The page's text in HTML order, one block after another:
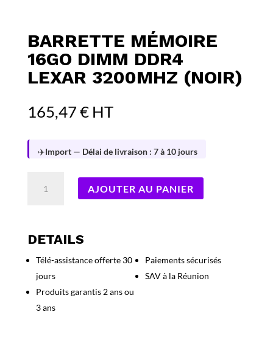
BARRETTE MÉMOIRE
16GO DIMM DDR4
LEXAR 3200MHZ (NOIR)
165,47€ HT
✈️Import — Délai de livraison : 7 à 10 jours
16Go
DDR4
Lexar
3200Mhz
(Noir)
AJOUTER AU PANIER
DETAILS
Télé-assistance offerte 30
jours
Produits garantis 2 ans ou
3 ans
Paiements sécurisés
SAV à la Réunion